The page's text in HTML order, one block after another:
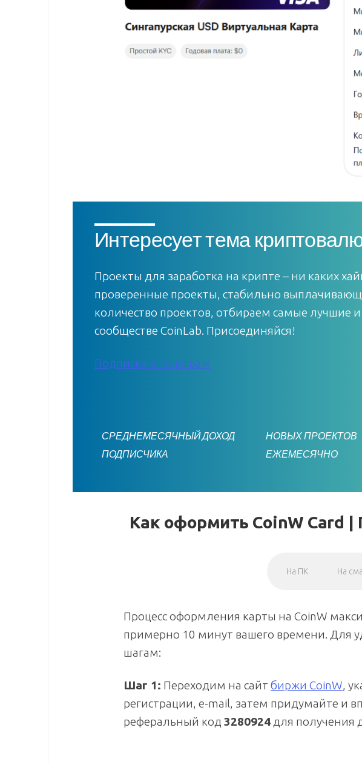
Интересует тема
Проекты для заработка на крипте – ни каких
проверенные проекты, стабильно
количество проектов, отбираем самые лучшие
сообществе CoinLab. Присоединяйся!
Подписка в Телеграм
СРЕДНЕМЕСЯЧНЫЙ ДОХОД
ПОДПИСЧИКА
НОВЫХ ПРОЕКТОВ
ЕЖЕМЕСЯЧНО
Как оформить CoinW Card
На ПК На
Процесс оформления карты на CoinW
примерно 10 минут вашего времени. Для
шагам:
Шаг 1: Переходим на сайт биржи CoinW,
регистрации, e-mail, затем придумайте и
реферальный код 3280924 для получения